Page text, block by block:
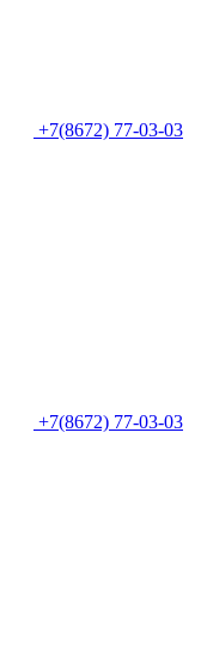
+7(8672) 77-03-03
+7(8672) 77-03-03